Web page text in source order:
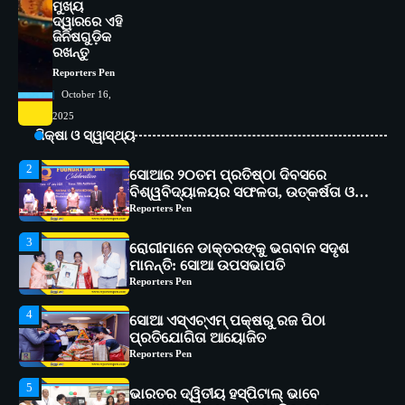
ମୁଖ୍ୟ
ଦ୍ୱାରରେ ଏହି
ଜିନିଷଗୁଡ଼ିକ
ରଖନ୍ତୁ
Reporters Pen
October 16,
2025
ଶିକ୍ଷା ଓ ସ୍ୱାସ୍ଥ୍ୟ
1
2
ଅଗ୍ରଗତିର ସ୍ମୃତିଚାରଣ
Reporters Pen
3
ରୋଗୀମାନେ ଡାକ୍ତରଙ୍କୁ ଭଗବାନ ସଦୃଶ
ମାନନ୍ତି: ସୋଆ ଉପସଭାପତି
Reporters Pen
4
ସୋଆ ଏସ୍‌ଏଚ୍‌ଏମ୍ ପକ୍ଷରୁ ରଜ ପିଠା
ପ୍ରତିଯୋଗିତା ଆୟୋଜିତ
Reporters Pen
5
ଭାରତର ଦ୍ୱିତୀୟ ହସ୍ପିଟାଲ୍ ଭାବେ
ଆଇଏମ୍‌ଏସ୍ ଆଣ୍ଡ ସମ ହସ୍ପିଟାଲ୍‌ରେ
ଅତ୍ୟାଧୁନିକ ଡିଜିସ୍କାନର ସ୍ଥାପନ
Reporters Pen
1
ସୋଆ ପକ୍ଷରୁ ରାୱେ କାର୍ଯ୍ୟକ୍ରମ ଅଧୀନରେ